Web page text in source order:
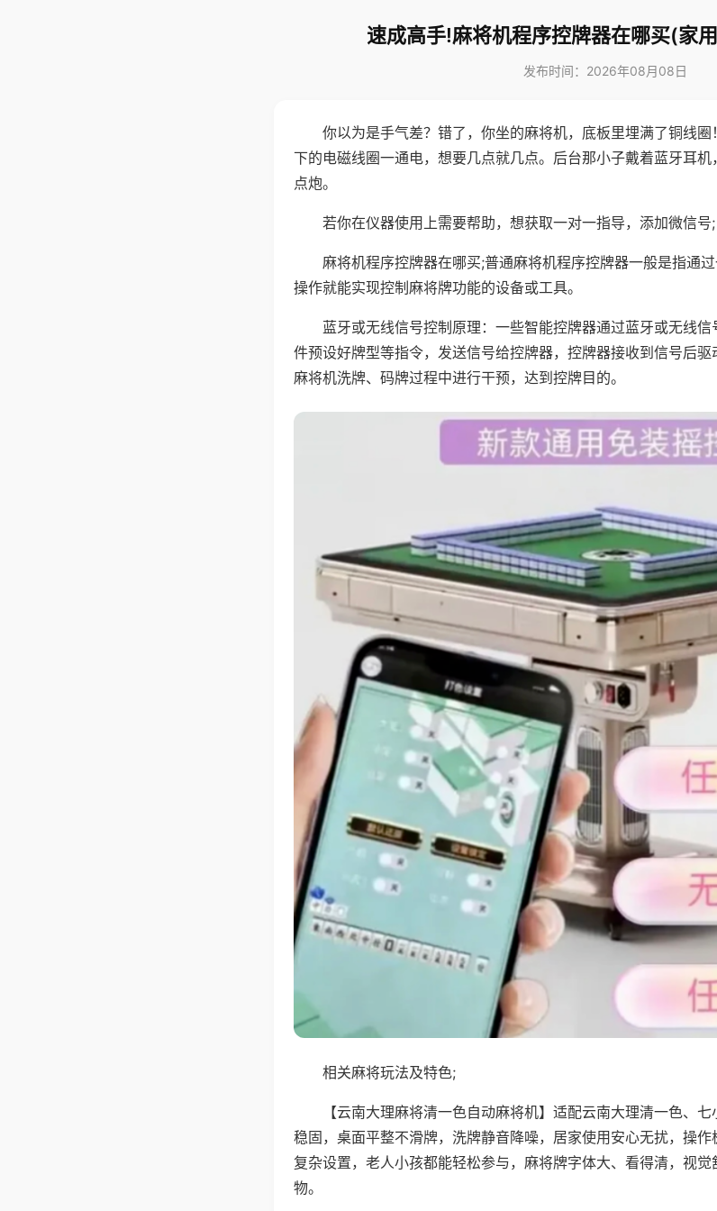
速成高手!麻将机程序控牌器在哪买(家
发布时间：2026年08月08日
你以为是手气差？错了，你坐的麻将机，底板里埋满了铜线
下的电磁线圈一通电，想要几点就几点。后台那小子戴着蓝牙耳机
点炮。
若你在仪器使用上需要帮助，想获取一对一指导，添加微信号
麻将机程序控牌器在哪买;普通麻将机程序控牌器一般是指通
操作就能实现控制麻将牌功能的设备或工具。
蓝牙或无线信号控制原理：一些智能控牌器通过蓝牙或无线
件预设好牌型等指令，发送信号给控牌器，控牌器接收到信号后
麻将机洗牌、码牌过程中进行干预，达到控牌目的。
相关麻将玩法及特色;
【云南大理麻将清一色自动麻将机】适配云南大理清一色、
稳固，桌面平整不滑牌，洗牌静音降噪，居家使用安心无扰，操
复杂设置，老人小孩都能轻松参与，麻将牌字体大、看得清，视
物。